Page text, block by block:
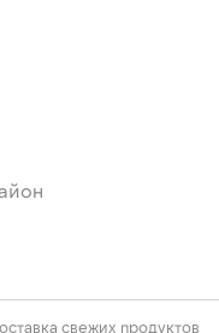
свежих продуктов